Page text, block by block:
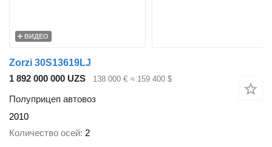
ВИДЕО
Zorzi 30S13619LJ
1 892 000 000 UZS
138 000 € ≈ 159 400 $
Полуприцеп автовоз
2010
Количество осей 2